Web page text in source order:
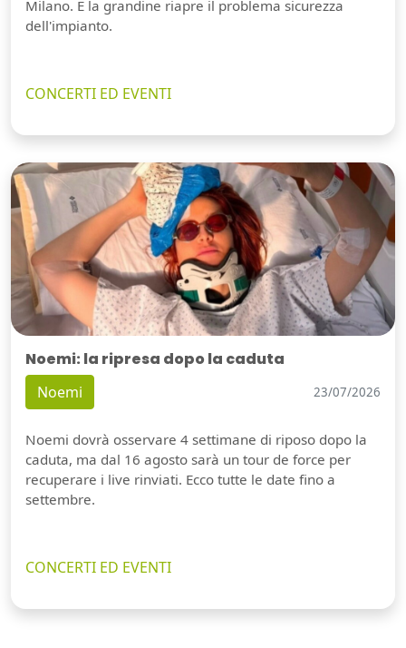
Milano. E la grandine riapre il problema sicurezza
dell'impianto.
CONCERTI ED EVENTI
Noemi: la ripresa dopo la caduta
Noemi 23/07/2026
Noemi dovrà osservare 4 settimane di riposo dopo la
caduta, ma dal 16 agosto sarà un tour de force per
recuperare i live rinviati. Ecco tutte le date fino a
settembre.
CONCERTI ED EVENTI